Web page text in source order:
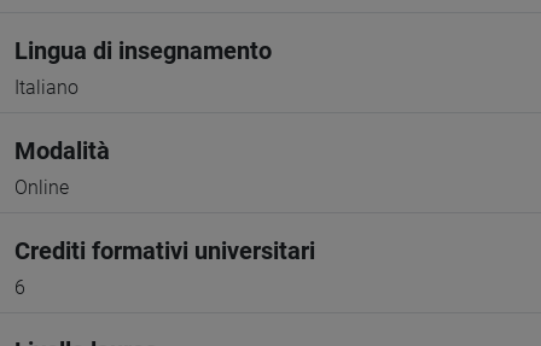
Lingua di insegnamento
Italiano
Modalità
Online
Crediti formativi universitari
6